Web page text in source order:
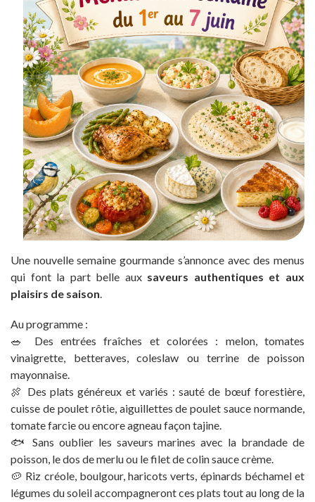
Une nouvelle semaine gourmande s’annonce avec des menus
qui font la part belle aux saveurs authentiques et aux
plaisirs de saison.
Au programme :
🥗 Des entrées fraîches et colorées : melon, tomates
vinaigrette, betteraves, coleslaw ou terrine de poisson
mayonnaise.
🍖 Des plats généreux et variés : sauté de bœuf forestière,
cuisse de poulet rôtie, aiguillettes de poulet sauce normande,
tomate farcie ou encore agneau façon tajine.
🐟 Sans oublier les saveurs marines avec la brandade de
poisson, le dos de merlu ou le filet de colin sauce crème.
🥔 Riz créole, boulgour, haricots verts, épinards béchamel et
légumes du soleil accompagneront ces plats tout au long de la